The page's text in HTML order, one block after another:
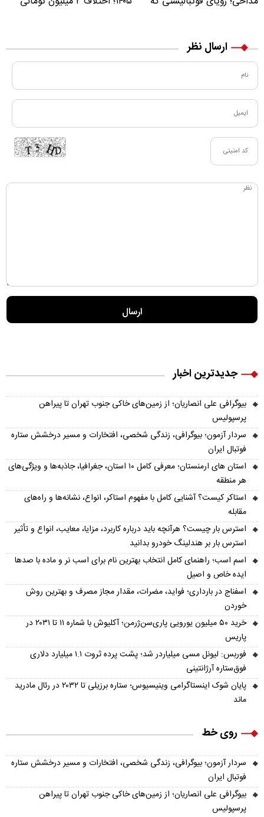
ارسال نظر
جدیدترین اخبار
بیوگرافی علی انصاریان؛ از زمین‌های خاکی جنوب تهران تا پیراهن
پرسپولیس
سردار آزمون؛ بیوگرافی، زندگی شخصی، افتخارات و مسیر درخشش ستاره
فوتبال ایران
استان های ارمنستان؛ معرفی کامل ۱۰ استان، جغرافیا، جاذبه‌ها و ویژگی‌های
هر منطقه
استاکر کیست؟ آشنایی کامل با مفهوم استاکر، انواع، نشانه‌ها و راه‌های
مقابله
استرس بار چیست؟ هرآنچه باید درباره کاربرد، مزایا، معایب، انواع و تأثیر
استرس بار بر هندلینگ خودرو بدانید
اسم اسب؛ راهنمای کامل انتخاب بهترین نام برای اسب نر و ماده با صدها
ایده خاص و اصیل
اسفناج در بارداری؛ فواید، مضرات، مقدار مجاز مصرف و بهترین روش
خوردن
خرید ۵۰ میلیون یورویی پاری‌سن‌ژرمن؛ آکلیوش با شماره ۱۱ تا ۲۰۳۱ در
پاریس
فوربس: لیونل مسی میلیاردر شد؛ پشت پرده ثروت ۱.۱ میلیارد دلاری
فوق‌ستاره آرژانتینی
پایان شوک اینستاگرامی وینیسیوس؛ ستاره برزیلی تا ۲۰۳۲ در رئال مادرید
ماند
روی خط
سردار آزمون؛ بیوگرافی، زندگی شخصی، افتخارات و مسیر درخشش ستاره
فوتبال ایران
بیوگرافی علی انصاریان؛ از زمین‌های خاکی جنوب تهران تا پیراهن
پرسپولیس